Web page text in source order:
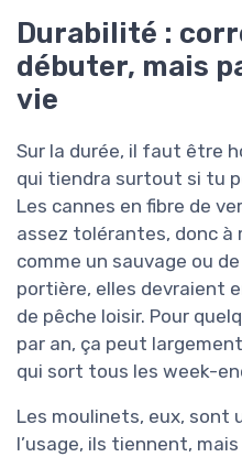
Durabilité :
débuter, mais
vie
Sur la durée, il faut être
qui tiendra surtout si tu
Les cannes en fibre de
assez tolérantes, donc à
comme un sauvage ou
portière, elles devraient
de pêche loisir. Pour
par an, ça peut
qui sort tous les week-
Les moulinets, eux, sont
l’usage, ils tiennent,